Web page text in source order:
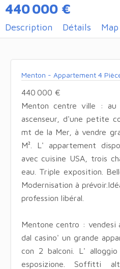
440 000 €
Description Détails Map
Menton - Appartement 4
440 000 €
Menton centre ville : au
ascenseur, d'une petite
mt de la Mer, à vendre
M². L' appartement
avec cuisine USA, trois
eau. Triple exposition.
Modernisation à
profession libéral.
Mentone centro : vendesi
dal casino' un grande
con 2 balconi. L'
esposizione. Soffitti